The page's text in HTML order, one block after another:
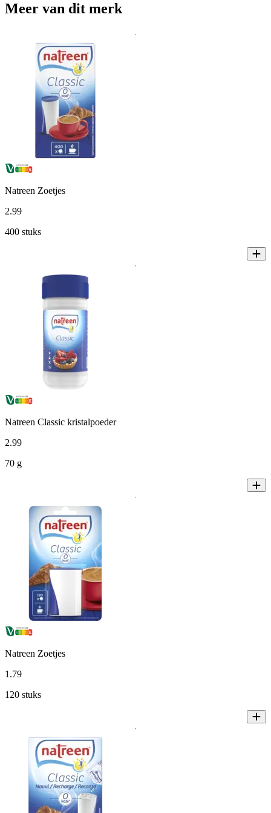
Meer van dit merk
Natreen Zoetjes
2.99
400 stuks
Natreen Classic kristalpoeder
2.99
70 g
Natreen Zoetjes
1 .79
120 stuks